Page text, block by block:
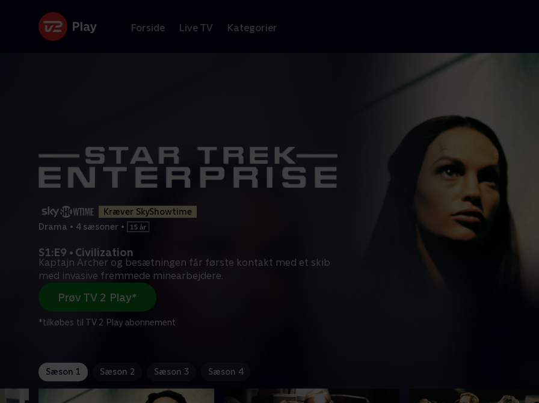
Forside Live TV Kategorier
Kræver SkyShowtime
Drama • 4 sæsoner •
S1:E9 • Civilization
Kaptajn Archer og besætningen får første kontakt med et skib
med invasive fremmede minearbejdere.
Prøv TV 2 Play*
*tilkøbes til TV 2 Play abonnement
Sæson 1 Sæson 2 Sæson 3 Sæson 4